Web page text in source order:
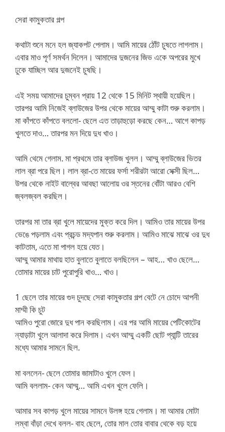
সেরা কামুকতার গল্প
কথাটা শুনে মনে হল জ্যাকপট পেলাম। আমি মায়ের ঠোঁট চুষতে লাগলাম।
এবার মাও পূর্ণ সমর্থন দিলেন। আমাদের দুজনের জিভ একে অপরের মুখে
ঢুকে যাচ্ছিল আর দুজনেই চুষছি।
এই সময় আমাদের চুম্বন প্রায় 12 থেকে 15 মিনিট স্থায়ী হয়েছিল।
তারপর আমি নিজেই ব্লাউজের উপর থেকে মায়ের আম্মু কাটা শুরু করলাম।
মা কাঁপতে কাঁপতে বললো- ছেলে এত তাড়াহুড়ো করছে কেন… আগে কাপড়
খুলতে দাও… তারপর মন দিয়ে দুধ খাও।
আমি থেমে গেলাম. মা প্রথমে তার ব্লাউজ খুলল। আম্মু ব্লাউজের ভিতর
লাল ব্রা পরে ছিল। লাল ব্রা-তে মায়ের ফর্সা শরীরটা আরো সেক্সী ছিল…
উপর থেকে নাইট বাল্বের আবছা আলোয় ওর স্তনের বোঁটা আরও বেশি
জ্বলজ্বল করছিল।
তারপর মা তার ব্রা খুলে মায়েদের মুক্ত করে দিল। আমিও তার মায়ের উপর
ভেঙে পড়লাম এবং প্রচন্ড মদ্যপান শুরু করলাম। আমিও মাঝে মাঝে ওর দুধ
কাটতাম, এতে মা পাগল হয়ে যেত।
আম্মু আমার মাথায় হাত বুলাতে বুলাতে বলছিলেন – আহ… খাও ছেলে…
তোমার মায়ের চাট পুরোপুরি খাও… খাও।
1 ছেলে তার মায়ের গুদ চুদছে সেরা কামুকতার গল্প বেটে নে চোদে আপনী
মাম্মী কি চুট
আমিও পুরো জোরে দুধ পান করছিলাম। এর পর আমি মায়ের পেটিকোটের
ন্যাড়াটা খুলে আলাদা করে দিলাম। এখন আম্মু একটি ছোট প্যান্টি তারের
মধ্যে আমার সামনে ছিল.
মা বললেন- ছেলে তোমার জামাটাও খুলে ফেল।
আমি বললাম- কেন আম্মু… আমি এখন খুলে ফেলি।
আমার সব কাপড় খুলে মায়ের সামনে উলঙ্গ হয়ে গেলাম। মা আমার মোটা
লম্বা বাঁড়া দেখে বলল- বাহ ছেলে, তোর মাল তোর বাবার থেকে বড় হয়ে